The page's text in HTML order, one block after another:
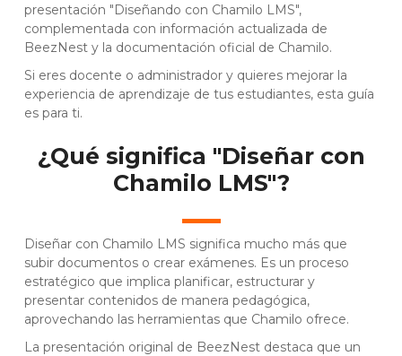
presentación "Diseñando con Chamilo LMS",
complementada con información actualizada de
BeezNest y la documentación oficial de Chamilo.
Si eres docente o administrador y quieres mejorar la
experiencia de aprendizaje de tus estudiantes, esta guía
es para ti.
¿Qué significa "Diseñar con
Chamilo LMS"?
Diseñar con Chamilo LMS significa mucho más que
subir documentos o crear exámenes. Es un proceso
estratégico que implica planificar, estructurar y
presentar contenidos de manera pedagógica,
aprovechando las herramientas que Chamilo ofrece.
La presentación original de BeezNest destaca que un